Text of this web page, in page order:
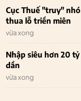
Cục Thuế "truy"
thua lỗ triền miên
vừa xong
Nhập siêu hơn 20
dần
vừa xong